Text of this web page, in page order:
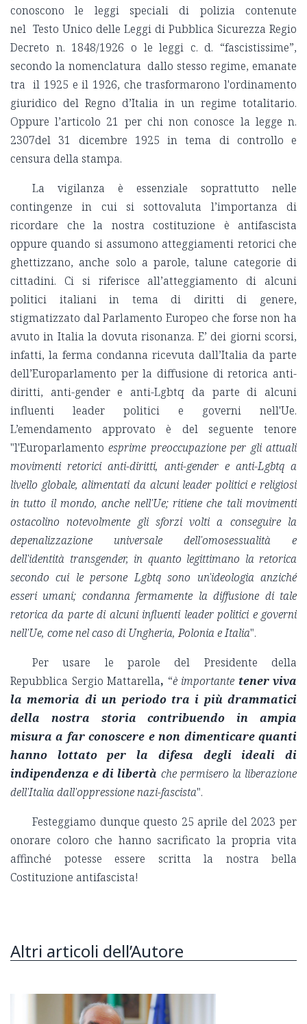
conoscono le leggi speciali di polizia contenute
nel Testo Unico delle Leggi di Pubblica Sicurezza Regio
Decreto n. 1848/1926 o le leggi c. d. “fascistissime”,
secondo la nomenclatura dallo stesso regime, emanate
tra il 1925 e il 1926, che trasformarono l'ordinamento
giuridico del Regno d’Italia in un regime totalitario.
Oppure l’articolo 21 per chi non conosce la legge n.
2307del 31 dicembre 1925 in tema di controllo e
censura della stampa.
La vigilanza è essenziale soprattutto nelle
contingenze in cui si sottovaluta l’importanza di
ricordare che la nostra costituzione è antifascista
oppure quando si assumono atteggiamenti retorici che
ghettizzano, anche solo a parole, talune categorie di
cittadini. Ci si riferisce all’atteggiamento di alcuni
politici italiani in tema di diritti di genere,
stigmatizzato dal Parlamento Europeo che forse non ha
avuto in Italia la dovuta risonanza. E’ dei giorni scorsi,
infatti, la ferma condanna ricevuta dall’Italia da parte
dell’Europarlamento per la diffusione di retorica anti-
diritti, anti-gender e anti-Lgbtq da parte di alcuni
influenti leader politici e governi nell'Ue.
L’emendamento approvato è del seguente tenore
"l'Europarlamentoesprime preoccupazione per gli attuali
movimenti retorici anti-diritti, anti-gender e anti-Lgbtq a
livello globale, alimentati da alcuni leader politici e religiosi
in tutto il mondo, anche nell'Ue; ritiene che tali movimenti
ostacolino notevolmente gli sforzi volti a conseguire la
depenalizzazione universale dell'omosessualità e
dell'identità transgender, in quanto legittimano la retorica
secondo cui le persone Lgbtq sono un'ideologia anziché
esseri umani; condanna fermamente la diffusione di tale
retorica da parte di alcuni influenti leader politici e governi
nell'Ue, come nel caso di Ungheria, Polonia e Italia".
Per usare le parole del Presidente della
Repubblica Sergio Mattarella, “è importante tener viva
la memoria di un periodo tra i più drammatici
della nostra storia contribuendo in ampia
misura a far conoscere e non dimenticare quanti
hanno lottato per la difesa degli ideali di
indipendenza e di libertà che permisero la liberazione
dell'Italia dall'oppressione nazi-fascista".
Festeggiamo dunque questo 25 aprile del 2023 per
onorare coloro che hanno sacrificato la propria vita
affinché potesse essere scritta la nostra bella
Costituzione antifascista!
Altri articoli dell’Autore